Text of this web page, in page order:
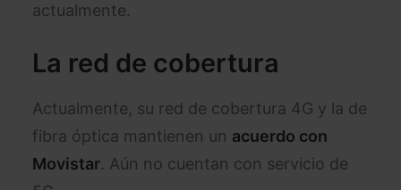
actualmente.
La red de cobertura
Actualmente, su red de cobertura 4G y la de
fibra óptica mantienen un acuerdo con
Movistar. Aún no cuentan con servicio de